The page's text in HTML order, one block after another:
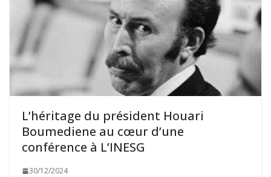
L’héritage du président Houari
Boumediene au cœur d’une
conférence à L’INESG
30/12/2024